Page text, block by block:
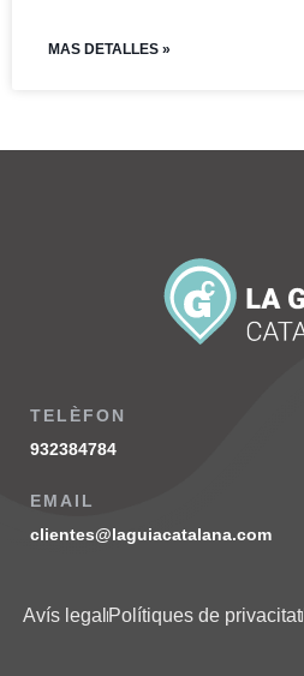
MAS DETALLES »
TELÈFON
932384784
EMAIL
clientes@laguiacatalana.com
Avís legal Polítiques de privacitat